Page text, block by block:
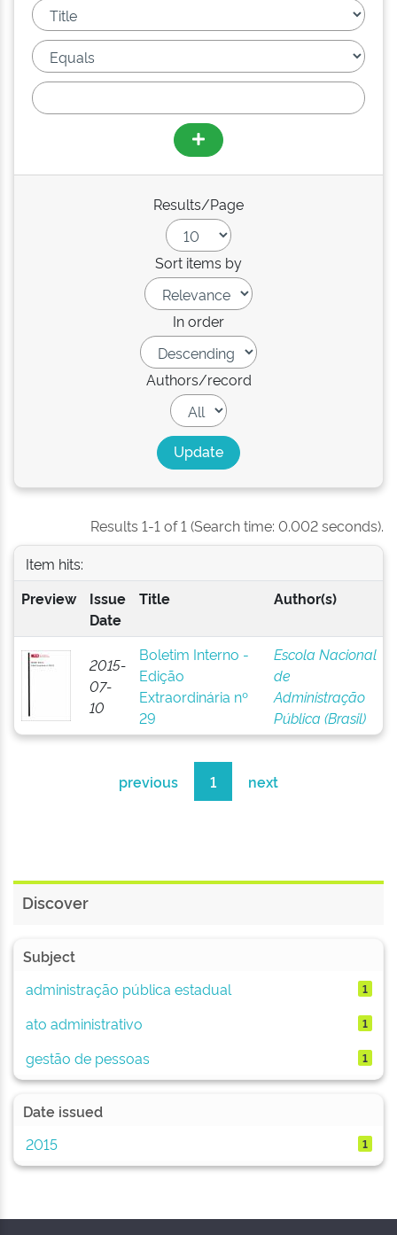
Results/Page
Sort items by
In order
Authors/record
Results 1-1 of 1 (Search time: 0.002 seconds).
Item hits:
Preview
Issue
Date
Title Author(s)
2015-
07-
10
Boletim Interno -
Edição
Extraordinária nº
29
Escola Nacional
de
Administração
Pública (Brasil)
previous 1 next
Discover
Subject
administração pública estadual
1
ato administrativo 1
gestão de pessoas 1
Date issued
2015
1